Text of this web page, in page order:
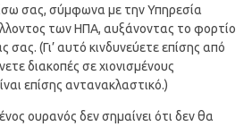
σας, σύμφωνα με την Υπηρεσία
των ΗΠΑ, αυξάνοντας το φορτίο
σας. (Γι’ αυτό κινδυνεύετε επίσης από
διακοπές σε χιονισμένους
επίσης αντανακλαστικό.)
ουρανός δεν σημαίνει ότι δεν θα